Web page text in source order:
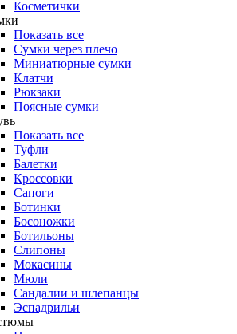
Косметички
Показать все
Сумки через плечо
Миниатюрные cумки
Клатчи
Рюкзаки
Поясные сумки
Показать все
Туфли
Балетки
Кроссовки
Сапоги
Ботинки
Босоножки
Ботильоны
Слипоны
Мокасины
Мюли
Сандалии и шлепанцы
Эспадрильи